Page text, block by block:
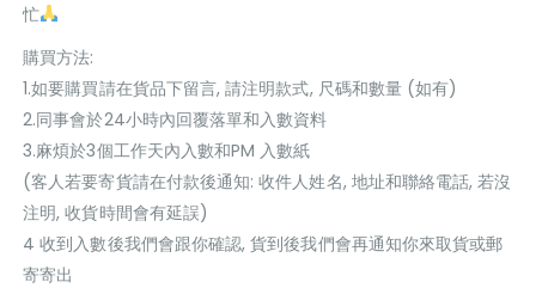
忙
購買方法:
1.如要購買請在貨品下留言, 請注明款式, 尺碼和數量 (如有)
2.同事會於24小時內回覆落單和入數資料
3.麻煩於3個工作天內入數和PM 入數紙
(客人若要寄貨請在付款後通知: 收件人姓名, 地址和聯絡電話, 若沒
注明, 收貨時間會有延誤)
4 收到入數後我們會跟你確認, 貨到後我們會再通知你來取貨或郵
寄寄出